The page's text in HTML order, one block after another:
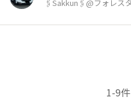
🖇️Sakkun🖇️@フォレス
1-9